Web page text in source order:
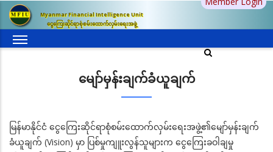
အဓိက
အကြောင်းအရာ
Myanmar Financial Intelligence Unit
ငွေကြေးဆိုင်ရာစုံစမ်းထောက်လှမ်းရေးအဖွဲ့
မျော်မှန်းချက်ခံယူချက်
မြန်မာနိုင်ငံ ငွေကြေးဆိုင်ရာစုံစမ်းထောက်လှမ်းရေးအဖွဲ့၏မျော်မှန်းချက်
ခံယူချက် (Vision) မှာ ပြစ်မှုကျူးလွန်သူများက ငွေကြေးခဝါချမှု